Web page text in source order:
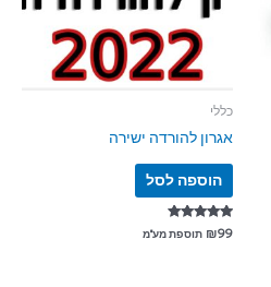
כללי
אגרון להורדה ישירה
הוספה לסל
דורג
5.00
₪99 תוספת מע"מ